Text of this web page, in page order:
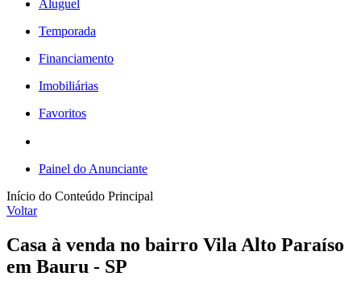
Aluguel
Temporada
Financiamento
Imobiliárias
Favoritos
Painel do Anunciante
Início do Conteúdo Principal
Voltar
Casa à venda no bairro Vila Alto Paraíso
em Bauru - SP